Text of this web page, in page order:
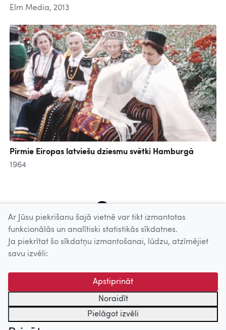
Elm Media, 2013
Pirmie Eiropas latviešu dziesmu svētki Hamburgā
1964
Uz augšu
© 2026 Nacionālais Kino centrs, Kultūras informācijas sistēmu
centrs. Sadarbības partneris: Latvijas Valsts
kinofotofonodokumentu arhīvs.
Ar Jūsu piekrišanu šajā vietnē var tikt izmantotas
funkcionālās un analītiski statistikās sīkdatnes.
Ja piekrītat šo sīkdatņu izmantošanai, lūdzu, atzīmējiet
savu izvēli:
Apstiprināt
Noraidīt
Pielāgot izvēli